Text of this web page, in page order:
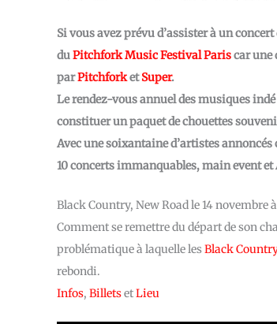
Si vous avez prévu d’assister à un
duPitchfork Music Festival Pariscar une
parPitchforketSuper.
Le rendez-vous annuel des musiques
constituer un paquet de chouettes
Avec une soixantaine d’artistes annoncés
10 concerts immanquables, main event et
Black Country, New Road le 14 novembre
Comment se remettre du départ de son
problématique à laquelle lesBlack
rebondi.
Infos, BilletsetLieu